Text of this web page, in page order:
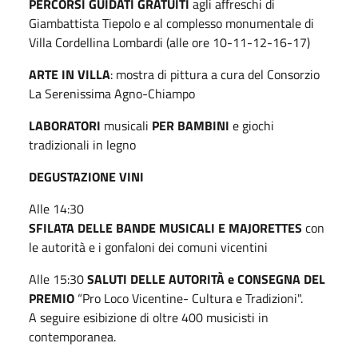
Giambattista Tiepolo e al complesso monumentale di
Villa Cordellina Lombardi (alle ore 10-11-12-16-17)
ARTE IN VILLA: mostra di pittura a cura del Consorzio
La Serenissima Agno-Chiampo
LABORATORI musicali PER BAMBINI e giochi
tradizionali in legno
DEGUSTAZIONE VINI
Alle 14:30
SFILATA DELLE BANDE MUSICALI E MAJORETTES con
le autorità e i gonfaloni dei comuni vicentini
Alle 15:30SALUTI DELLE AUTORITÀ e CONSEGNA DEL
PREMIO “Pro Loco Vicentine- Cultura e Tradizioni".
A seguire esibizione di oltre 400 musicisti in
contemporanea.